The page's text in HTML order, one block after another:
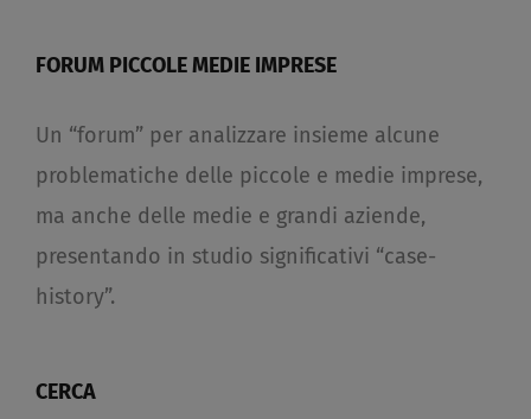
FORUM PICCOLE MEDIE IMPRESE
Un “forum” per analizzare insieme alcune
problematiche delle piccole e medie imprese,
ma anche delle medie e grandi aziende,
presentando in studio significativi “case-
history”.
CERCA